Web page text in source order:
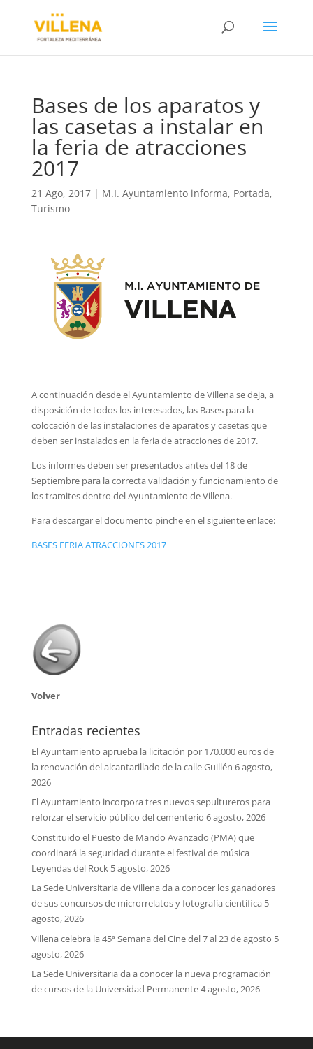
Bases de los aparatos y
las casetas a instalar en
la feria de atracciones
2017
21 Ago, 2017| M.I. Ayuntamiento informa, Portada,
Turismo
A continuación desde el Ayuntamiento de Villena se deja, a
disposición de todos los interesados, las Bases para la
colocación de las instalaciones de aparatos y casetas que
deben ser instalados en la feria de atracciones de 2017.
Los informes deben ser presentados antes del 18 de
Septiembre para la correcta validación y funcionamiento de
los tramites dentro del Ayuntamiento de Villena.
Para descargar el documento pinche en el siguiente enlace:
BASES FERIA ATRACCIONES 2017
Volver
Entradas recientes
El Ayuntamiento aprueba la licitación por 170.000 euros de
la renovación del alcantarillado de la calle Guillén 6 agosto,
2026
El Ayuntamiento incorpora tres nuevos sepultureros para
reforzar el servicio público del cementerio 6 agosto, 2026
Constituido el Puesto de Mando Avanzado (PMA) que
coordinará la seguridad durante el festival de música
Leyendas del Rock 5 agosto, 2026
La Sede Universitaria de Villena da a conocer los ganadores
de sus concursos de microrrelatos y fotografía científica 5
agosto, 2026
Villena celebra la 45ª Semana del Cine del 7 al 23 de agosto 5
agosto, 2026
La Sede Universitaria da a conocer la nueva programación
de cursos de la Universidad Permanente4 agosto, 2026